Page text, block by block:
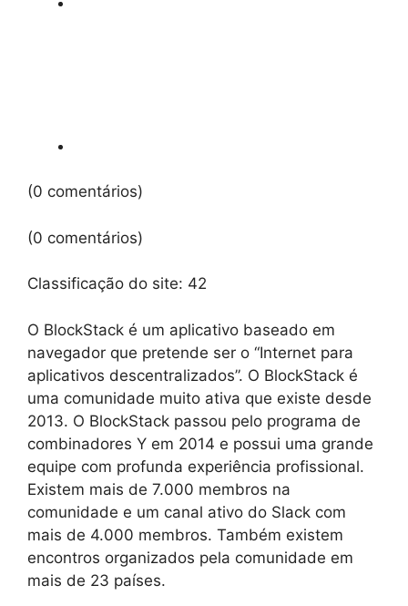
(0 comentários)
(0 comentários)
Classificação do site: 42
O BlockStack é um aplicativo baseado em
navegador que pretende ser o “Internet para
aplicativos descentralizados”. O BlockStack é
uma comunidade muito ativa que existe desde
2013. O BlockStack passou pelo programa de
combinadores Y em 2014 e possui uma grande
equipe com profunda experiência profissional.
Existem mais de 7.000 membros na
comunidade e um canal ativo do Slack com
mais de 4.000 membros. Também existem
encontros organizados pela comunidade em
mais de 23 países.